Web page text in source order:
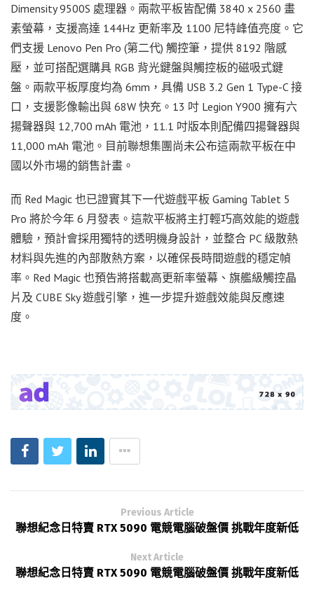
Dimensity 9500S 處理器。兩款平板皆配備 3840 x 2560 畫
素螢幕，支援高達 144Hz 更新率及 1100 尼特峰值亮度。它
們支援 Lenovo Pen Pro (第二代) 觸控筆，提供 8192 階感
壓，並可搭配選購具 RGB 背光鍵盤與觸控板的磁吸式鍵
盤。兩款平板厚度均為 6mm，具備 USB 3.2 Gen 1 Type-C 接
口，支援影像輸出與 68W 快充。13 吋 Legion Y900 擁有六
揚聲器與 12,700 mAh 電池，11.1 吋版本則配備四揚聲器與
11,000 mAh 電池。目前聯想集團尚未公布這兩款平板在中
國以外市場的銷售計畫。
而 Red Magic 也已證實其下一代遊戲平板 Gaming Tablet 5
Pro 將於今年 6 月發表。這款平板將主打輕巧高效能的遊戲
體驗，預計會採用獨特的透明機身設計，並整合 PC 級散熱
材料與先進的內部散熱方案，以確保長時間遊戲的穩定幀
率。Red Magic 也預告將搭載高更新率螢幕、旗艦級觸控晶
片及 CUBE Sky 遊戲引擎，進一步提升遊戲效能與反應速
度。
Previous Article
聯想紀念日特賣 RTX 5090 電競電腦破盤價 挑戰年度新低
Next Article
聯想紀念日特賣 RTX 5090 電競電腦破盤價 挑戰年度新低